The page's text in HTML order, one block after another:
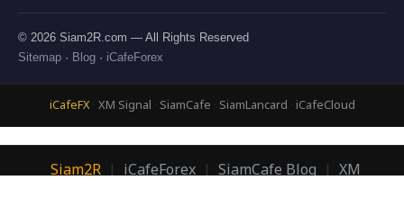
© 2026 Siam2R.com — All Rights Reserved
Sitemap · Blog · iCafeForex
iCafeFX· XM Signal · SiamCafe · SiamLancard · iCafeCloud
Siam2R | iCafeForex | SiamCafe Blog | XM